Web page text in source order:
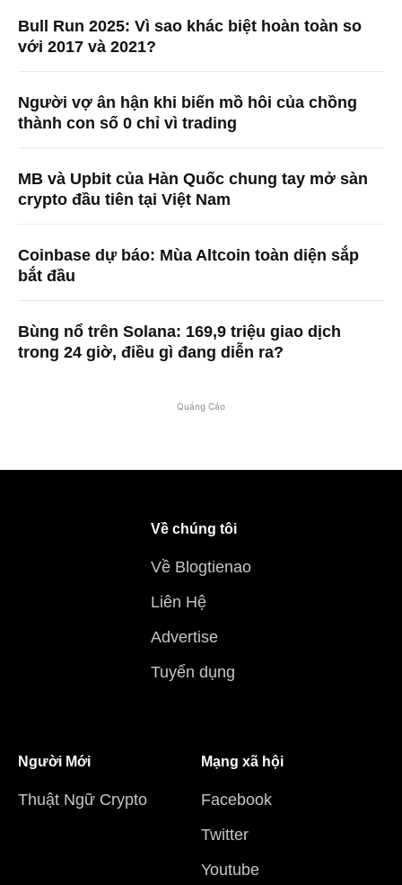
Bull Run 2025: Vì sao khác biệt hoàn toàn so
với 2017 và 2021?
Người vợ ân hận khi biến mồ hôi của chồng
thành con số 0 chỉ vì trading
MB và Upbit của Hàn Quốc chung tay mở sàn
crypto đầu tiên tại Việt Nam
Coinbase dự báo: Mùa Altcoin toàn diện sắp
bắt đầu
Bùng nổ trên Solana: 169,9 triệu giao dịch
trong 24 giờ, điều gì đang diễn ra?
Quảng Cáo
Về chúng tôi
Về Blogtienao
Liên Hệ
Advertise
Tuyển dụng
Người Mới
Thuật Ngữ Crypto
Mạng xã hội
Facebook
Twitter
Youtube